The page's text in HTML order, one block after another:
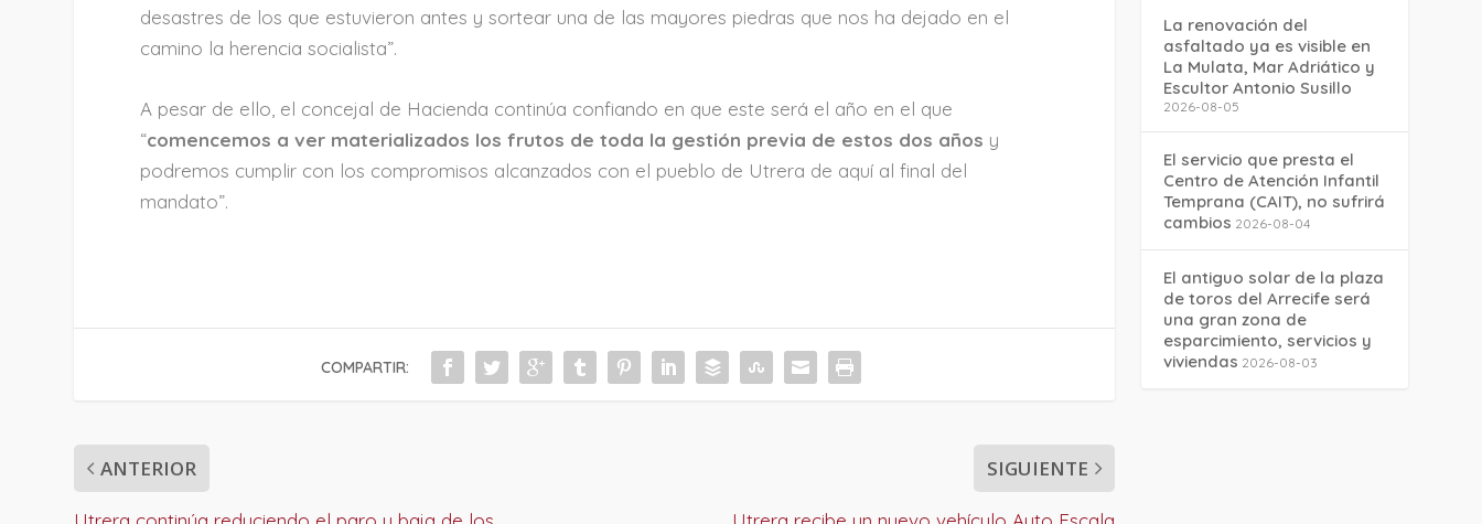
desastres de los que estuvieron antes y sortear una de las mayores piedras que nos ha dejado en el
camino la herencia socialista”.
A pesar de ello, el concejal de Hacienda continúa confiando en que este será el año en el que
“comencemos a ver materializados los frutos de toda la gestión previa de estos dos años y
podremos cumplir con los compromisos alcanzados con el pueblo de Utrera de aquí al final del
mandato”.
COMPARTIR:
ANTERIOR SIGUIENTE
La renovación del
asfaltado ya es visible en
La Mulata, Mar Adriático y
Escultor Antonio Susillo
2026-08-05
El servicio que presta el
Centro de Atención Infantil
Temprana (CAIT), no sufrirá
cambios 2026-08-04
El antiguo solar de la plaza
de toros del Arrecife será
una gran zona de
esparcimiento, servicios y
viviendas 2026-08-03